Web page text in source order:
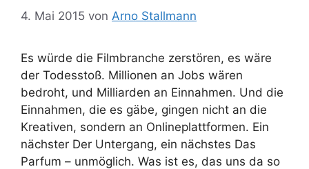
4. Mai 2015 von Arno Stallmann
Es würde die Filmbranche zerstören, es wäre
der Todesstoß. Millionen an Jobs wären
bedroht, und Milliarden an Einnahmen. Und die
Einnahmen, die es gäbe, gingen nicht an die
Kreativen, sondern an Onlineplattformen. Ein
nächster Der Untergang, ein nächstes Das
Parfum – unmöglich. Was ist es, das uns da so